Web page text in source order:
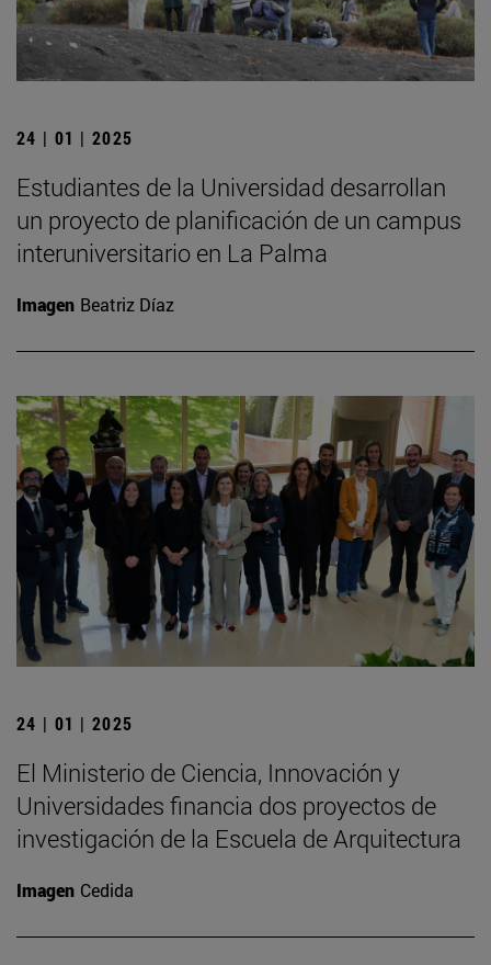
24 | 01 | 2025
Estudiantes de la Universidad desarrollan
un proyecto de planificación de un campus
interuniversitario en La Palma
Imagen Beatriz Díaz
24 | 01 | 2025
El Ministerio de Ciencia, Innovación y
Universidades financia dos proyectos de
investigación de la Escuela de Arquitectura
Imagen Cedida